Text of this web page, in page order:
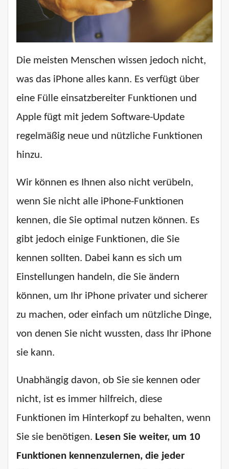
Die meisten Menschen wissen jedoch nicht,
was das iPhone alles kann. Es verfügt über
eine Fülle einsatzbereiter Funktionen und
Apple fügt mit jedem Software-Update
regelmäßig neue und nützliche Funktionen
hinzu.
Wir können es Ihnen also nicht verübeln,
wenn Sie nicht alle iPhone-Funktionen
kennen, die Sie optimal nutzen können. Es
gibt jedoch einige Funktionen, die Sie
kennen sollten. Dabei kann es sich um
Einstellungen handeln, die Sie ändern
können, um Ihr iPhone privater und sicherer
zu machen, oder einfach um nützliche Dinge,
von denen Sie nicht wussten, dass Ihr iPhone
sie kann.
Unabhängig davon, ob Sie sie kennen oder
nicht, ist es immer hilfreich, diese
Funktionen im Hinterkopf zu behalten, wenn
Sie sie benötigen. Lesen Sie weiter, um 10
Funktionen kennenzulernen, die jeder